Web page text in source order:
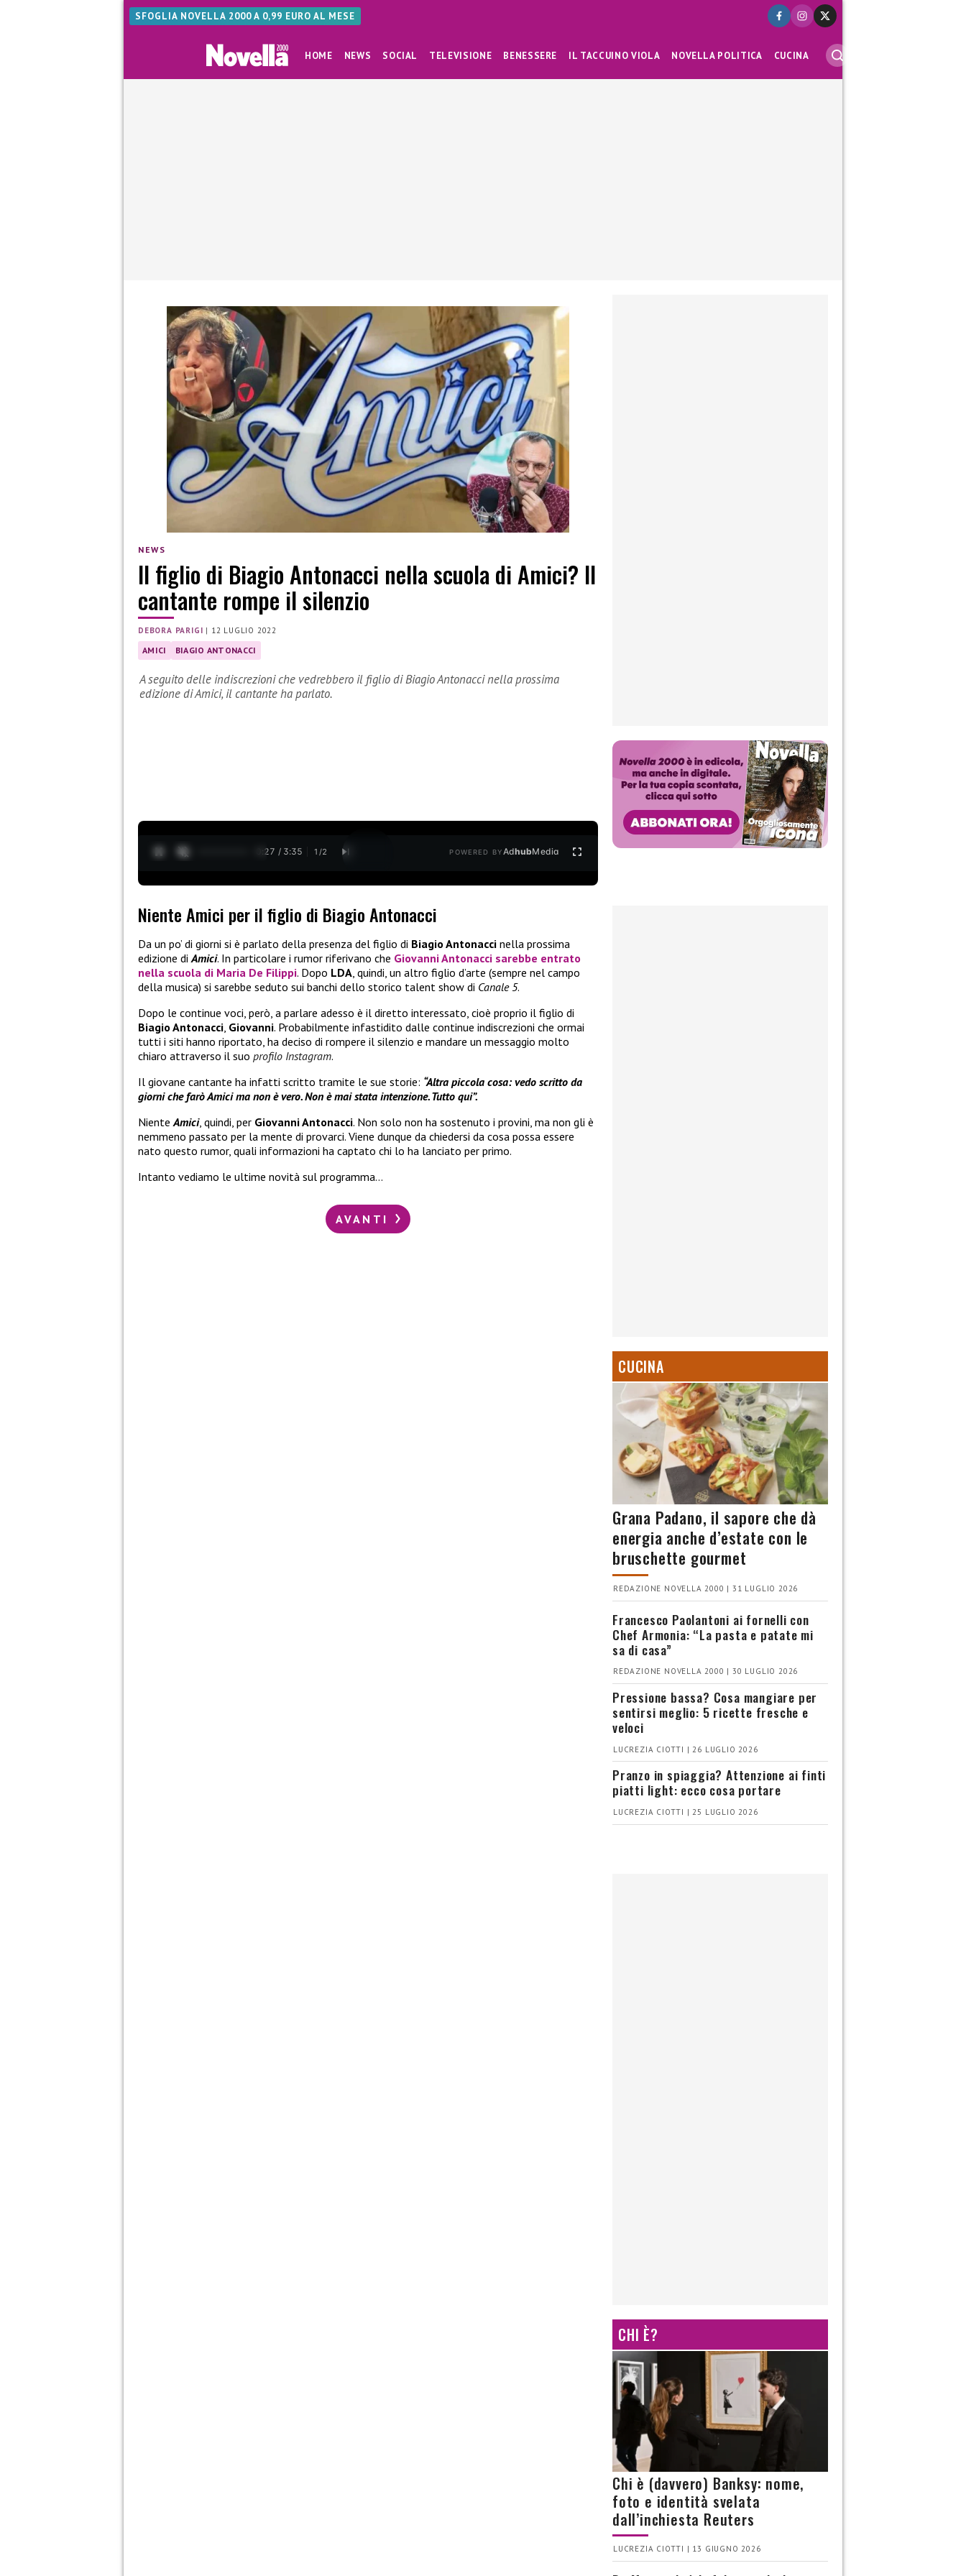
SFOGLIA NOVELLA 2000 A 0,99 EURO AL MESE
HOME NEWS SOCIAL TELEVISIONE BENESSERE IL TACCUINO VIOLA NOVELLA POLITICA CUCINA
NEWS
Il figlio di Biagio Antonacci nella scuola di Amici? Il
cantante rompe il silenzio
DEBORA PARIGI | 12 LUGLIO 2022
AMICI BIAGIO ANTONACCI
A seguito delle indiscrezioni che vedrebbero il figlio di Biagio Antonacci nella prossima
edizione di Amici, il cantante ha parlato.
0:28 / 3:35 1 /2 POWERED BYAdhubMedia
Niente Amici per il figlio di Biagio Antonacci
Da un po’ di giorni si è parlato della presenza del figlio di Biagio Antonacci nella prossima
edizione diAmici. In particolare i rumor riferivano che Giovanni Antonacci sarebbe entrato
nella scuola di Maria De Filippi. Dopo LDA, quindi, un altro figlio d’arte (sempre nel campo
della musica) si sarebbe seduto sui banchi dello storico talent show di Canale 5.
Dopo le continue voci, però, a parlare adesso è il diretto interessato, cioè proprio il figlio di
Biagio Antonacci, Giovanni. Probabilmente infastidito dalle continue indiscrezioni che ormai
tutti i siti hanno riportato, ha deciso di rompere il silenzio e mandare un messaggio molto
chiaro attraverso il suo profilo Instagram.
Il giovane cantante ha infatti scritto tramite le sue storie: “Altra piccola cosa: vedo scritto da
giorni che farò Amici ma non è vero. Non è mai stata intenzione. Tutto qui”.
NienteAmici, quindi, per Giovanni Antonacci. Non solo non ha sostenuto i provini, ma non gli è
nemmeno passato per la mente di provarci. Viene dunque da chiedersi da cosa possa essere
nato questo rumor, quali informazioni ha captato chi lo ha lanciato per primo.
Intanto vediamo le ultime novità sul programma…
AVANTI
CUCINA
Grana Padano, il sapore che dà
energia anche d’estate con le
bruschette gourmet
REDAZIONE NOVELLA 2000 | 31 LUGLIO 2026
Francesco Paolantoni ai fornelli con
Chef Armonia: “La pasta e patate mi
sa di casa”
REDAZIONE NOVELLA 2000 | 30 LUGLIO 2026
Pressione bassa? Cosa mangiare per
sentirsi meglio: 5 ricette fresche e
veloci
LUCREZIA CIOTTI | 26 LUGLIO 2026
Pranzo in spiaggia? Attenzione ai finti
piatti light: ecco cosa portare
LUCREZIA CIOTTI | 25 LUGLIO 2026
CHI È?
Chi è (davvero) Banksy: nome,
foto e identità svelata
dall’inchiesta Reuters
LUCREZIA CIOTTI | 13 GIUGNO 2026